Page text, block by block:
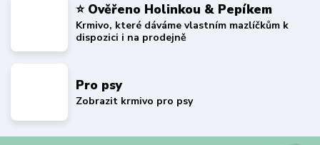
⭐ Ověřeno Holinkou & Pepíkem
Krmivo, které dáváme vlastním mazlíčkům k
dispozici i na prodejně
Pro psy
Zobrazit krmivo pro psy